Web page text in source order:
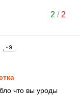
2 / 2
что вы уроды